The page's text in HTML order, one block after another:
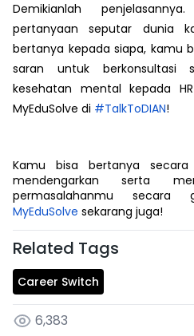
Demikianlah
pertanyaan seputar dunia
bertanya kepada siapa, kamu
saran untuk
kesehatan mental kepada
MyEduSolve di #TalkToDIAN!
Kamu bisa bertanya
mendengarkan serta
permasalahanmu secara
MyEduSolve sekarang juga!
Related Tags
Career Switch
6,383